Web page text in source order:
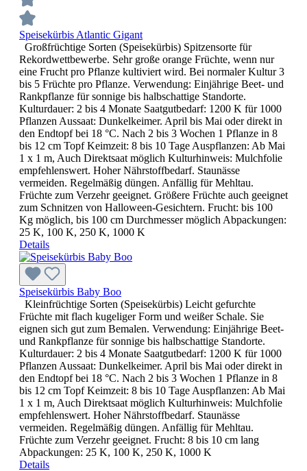
Speisekürbis Atlantic Gigant
Großfrüchtige Sorten (Speisekürbis) Spitzensorte für
Rekordwettbewerbe. Sehr große orange Früchte, wenn nur
eine Frucht pro Pflanze kultiviert wird. Bei normaler Kultur 3
bis 5 Früchte pro Pflanze. Verwendung: Einjährige Beet- und
Rankpflanze für sonnige bis halbschattige Standorte.
Kulturdauer: 2 bis 4 Monate Saatgutbedarf: 1200 K für 1000
Pflanzen Aussaat: Dunkelkeimer. April bis Mai oder direkt in
den Endtopf bei 18 °C. Nach 2 bis 3 Wochen 1 Pflanze in 8
bis 12 cm Topf Keimzeit: 8 bis 10 Tage Auspflanzen: Ab Mai
1 x 1 m, Auch Direktsaat möglich Kulturhinweis: Mulchfolie
empfehlenswert. Hoher Nährstoffbedarf. Staunässe
vermeiden. Regelmäßig düngen. Anfällig für Mehltau.
Früchte zum Verzehr geeignet. Größere Früchte auch geeignet
zum Schnitzen von Halloween-Gesichtern. Frucht: bis 100
Kg möglich, bis 100 cm Durchmesser möglich Abpackungen:
25 K, 100 K, 250 K, 1000 K
Details
Speisekürbis Baby Boo
Kleinfrüchtige Sorten (Speisekürbis) Leicht gefurchte
Früchte mit flach kugeliger Form und weißer Schale. Sie
eignen sich gut zum Bemalen. Verwendung: Einjährige Beet-
und Rankpflanze für sonnige bis halbschattige Standorte.
Kulturdauer: 2 bis 4 Monate Saatgutbedarf: 1200 K für 1000
Pflanzen Aussaat: Dunkelkeimer. April bis Mai oder direkt in
den Endtopf bei 18 °C. Nach 2 bis 3 Wochen 1 Pflanze in 8
bis 12 cm Topf Keimzeit: 8 bis 10 Tage Auspflanzen: Ab Mai
1 x 1 m, Auch Direktsaat möglich Kulturhinweis: Mulchfolie
empfehlenswert. Hoher Nährstoffbedarf. Staunässe
vermeiden. Regelmäßig düngen. Anfällig für Mehltau.
Früchte zum Verzehr geeignet. Frucht: 8 bis 10 cm lang
Abpackungen: 25 K, 100 K, 250 K, 1000 K
Details